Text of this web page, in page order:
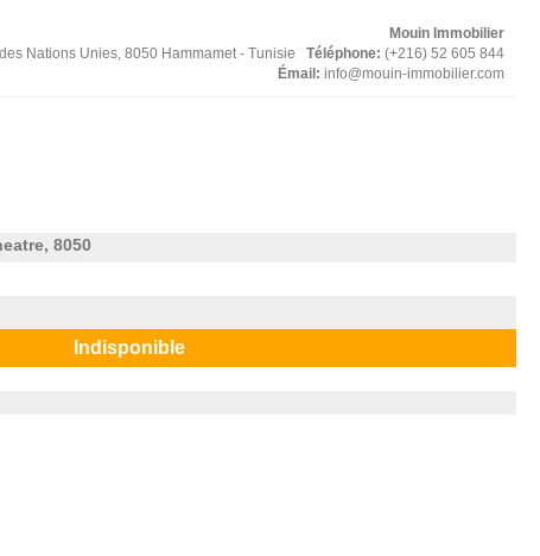
Mouin Immobilier
Nations Unies, 8050 Hammamet - Tunisie Téléphone: (+216) 52 605 844
Émail: info@mouin-immobilier.com
8050
Indisponible